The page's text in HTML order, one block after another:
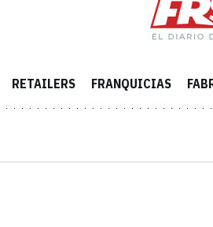
RETAILERS FRANQUICIAS